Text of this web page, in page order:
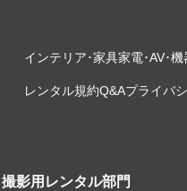
インテリア･家具家電･AV･機
レンタル規約Q&Aプライバ
影用レンタル部門